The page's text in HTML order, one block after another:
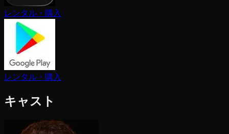
レンタル・購入
レンタル・購入
キャスト